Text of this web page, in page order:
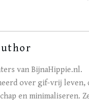
van BijnaHippie.nl.
over gif-vrij leven,
en minimaliseren.